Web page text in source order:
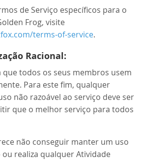
de Serviço específicos para o
Frog, visite
terms-of-service.
Racional:
que todos os seus membros usem
Para este fim, qualquer
não razoável ao serviço deve ser
que o melhor serviço para todos
não conseguir manter um uso
realiza qualquer Atividade